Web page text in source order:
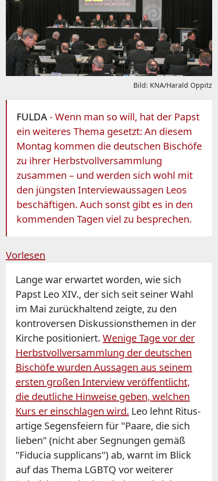
Bild: KNA/Harald Oppitz
FULDA- Wenn man so will, hat der Papst
ein weiteres Thema gesetzt: An diesem
Montag kommen die deutschen Bischöfe
zu ihrer Herbstvollversammlung
zusammen – und werden sich wohl mit
den jüngsten Interviewaussagen Leos
beschäftigen. Auch sonst gibt es in den
kommenden Tagen viel zu besprechen.
Vorlesen
Lange war erwartet worden, wie sich
Papst Leo XIV., der sich seit seiner Wahl
im Mai zurückhaltend zeigte, zu den
kontroversen Diskussionsthemen in der
Kirche positioniert. Wenige Tage vor der
Herbstvollversammlung der deutschen
Bischöfe wurden Aussagen aus seinem
ersten großen Interview veröffentlicht,
die deutliche Hinweise geben, welchen
Kurs er einschlagen wird. Leo lehnt Ritus-
artige Segensfeiern für "Paare, die sich
lieben" (nicht aber Segnungen gemäß
"Fiducia supplicans") ab, warnt im Blick
auf das Thema LGBTQ vor weiterer